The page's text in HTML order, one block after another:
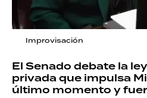
Improvisación
El Senado debate la
privada que impulsa
último momento y